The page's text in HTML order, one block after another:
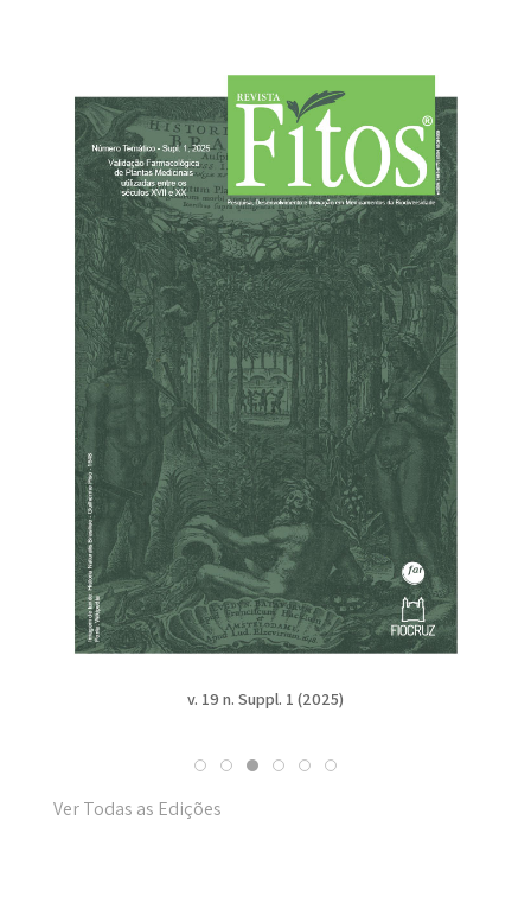
v. 19 n. Suppl. 1 (2025)
Ver Todas as Edições